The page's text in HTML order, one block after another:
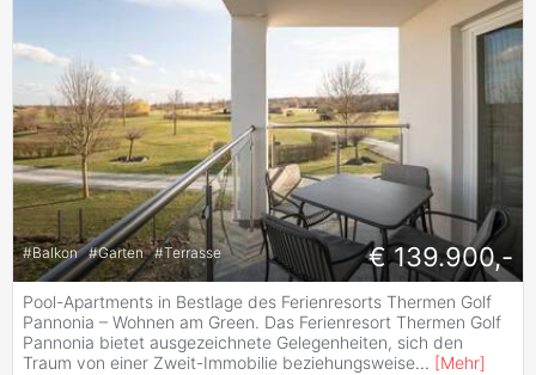
#Balkon #Garten #Terrasse € 139.900,-
Pool-Apartments in Bestlage des Ferienresorts Thermen Golf
Pannonia – Wohnen am Green. Das Ferienresort Thermen Golf
Pannonia bietet ausgezeichnete Gelegenheiten, sich den
Traum von einer Zweit-Immobilie beziehungsweise... [Mehr]